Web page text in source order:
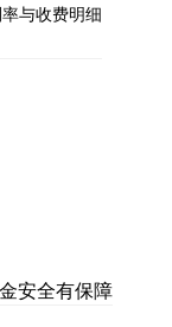
与收费明细
安全有保障